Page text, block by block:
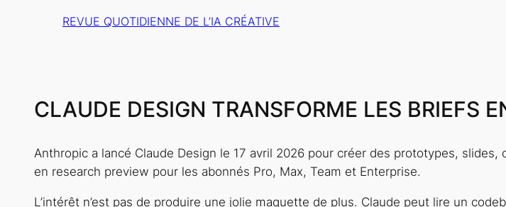
REVUE QUOTIDIENNE DE L’IA CRÉATIVE
CLAUDE DESIGN TRANSFORME LES BRIEFS
Anthropic a lancé Claude Design le 17 avril 2026 pour créer des prototypes,
en research preview pour les abonnés Pro, Max, Team et Enterprise.
L’intérêt n’est pas de produire une jolie maquette de plus. Claude peut lire un